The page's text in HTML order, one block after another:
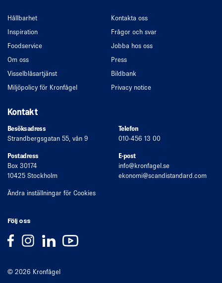
Hållbarhet
Inspiration
Foodservice
Om oss
Visselblåsartjänst
Miljöpolicy för Kronfågel
Kontakta oss
Frågor och svar
Jobba hos oss
Press
Bildbank
Privacy notice
Kontakt
Besöksadress
Strandbergsgatan 55, vån 9
Telefon
010-456 13 00
Postadress
Box 30174
10425 Stockholm
Ändra inställningar för Cookies
E-post
info@kronfagel.se
ekonomi@scandistandard.com
Följ oss
© 2026 Kronfågel